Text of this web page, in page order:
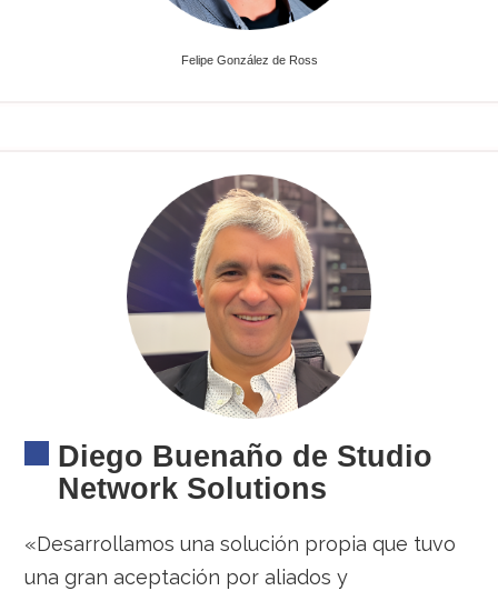
Felipe González de Ross
Diego Buenaño de Studio
Network Solutions
«Desarrollamos una solución propia que tuvo
una gran aceptación por aliados y